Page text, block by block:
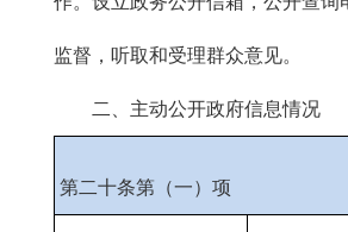
监督，听取和受理群众意见。
二、主动公开政府信息情况
第二十条第（一）项